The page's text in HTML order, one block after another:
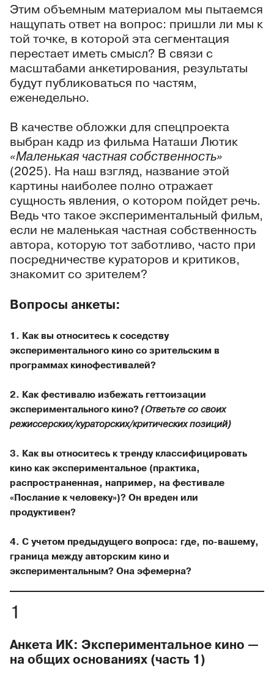
Этим объемным материалом мы пытаемся
нащупать ответ на вопрос: пришли ли мы к
той точке, в которой эта сегментация
перестает иметь смысл? В связи с
масштабами анкетирования, результаты
будут публиковаться по частям,
еженедельно.
В качестве обложки для спецпроекта
выбран кадр из фильма Наташи Лютик
«Маленькая частная собственность»
(2025). На наш взгляд, название этой
картины наиболее полно отражает
сущность явления, о котором пойдет речь.
Ведь что такое экспериментальный фильм,
если не маленькая частная собственность
автора, которую тот заботливо, часто при
посредничестве кураторов и критиков,
знакомит со зрителем?
Вопросы анкеты:
1. Как вы относитесь к соседству
экспериментального кино со зрительским в
программах кинофестивалей?
2. Как фестивалю избежать геттоизации
экспериментального кино?(Ответьте со своих
режиссерских/кураторских/критических позиций)
3. Как вы относитесь к тренду классифицировать
кино как экспериментальное (практика,
распространенная, например, на фестивале
«Послание к человеку»)? Он вреден или
продуктивен?
4. С учетом предыдущего вопроса: где, по-вашему,
граница между авторским кино и
экспериментальным? Она эфемерна?
Анкета ИК: Экспериментальное кино —
на общих основаниях (часть 1)